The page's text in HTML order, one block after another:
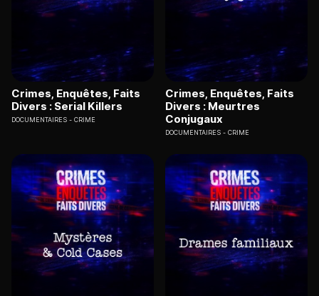
Crimes, Enquêtes, Faits
Divers : Serial Killers
DOCUMENTAIRES CRIME
Crimes, Enquêtes, Faits
Divers : Meurtres
Conjugaux
DOCUMENTAIRES CRIME